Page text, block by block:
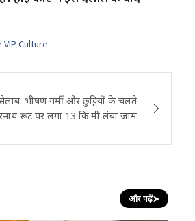
VIP Culture
भीषण गर्मी और छुट्टियों के चलते
रूट पर लगा 13 कि.मी लंबा जाम
और पढ़ें➤